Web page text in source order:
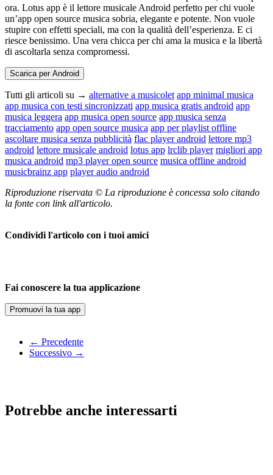
ora. Lotus app è il lettore musicale Android perfetto per chi vuole
un’app open source musica sobria, elegante e potente. Non vuole
stupire con effetti speciali, ma con la qualità dell’esperienza. E ci
riesce benissimo. Una vera chicca per chi ama la musica e la libertà
di ascoltarla senza compromessi.
Scarica per Android
Tutti gli articoli su → alternative a musicolet app minimal musica
app musica con testi sincronizzati app musica gratis android app
musica leggera app musica open source app musica senza
tracciamento app open source musica app per playlist offline
ascoltare musica senza pubblicità flac player android lettore mp3
android lettore musicale android lotus app lrclib player migliori app
musica android mp3 player open source musica offline android
musicbrainz app player audio android
Riproduzione riservata © La riproduzione è concessa solo citando
la fonte con link all'articolo.
Condividi l'articolo con i tuoi amici
Fai conoscere la tua applicazione
Promuovi la tua app
← Precedente
Successivo →
Potrebbe anche interessarti